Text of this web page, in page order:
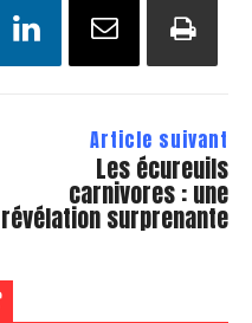
Article suivant
Les écureuils
carnivores : une
révélation surprenante